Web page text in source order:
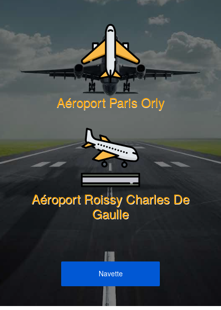
Aéroport Paris Orly
Aéroport Roissy Charles De
Gaulle
Navette